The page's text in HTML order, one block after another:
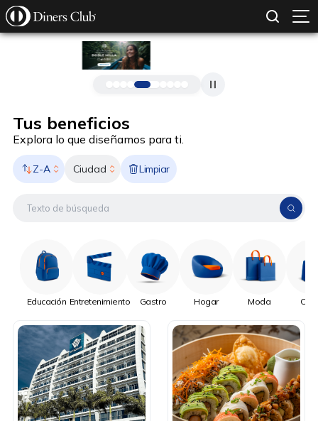
Pasar al contenido principal
Tus beneficios
Explora lo que diseñamos para ti.
Z-A Ciudad Limpiar
Educación Entretenimiento Gastro Hogar Moda